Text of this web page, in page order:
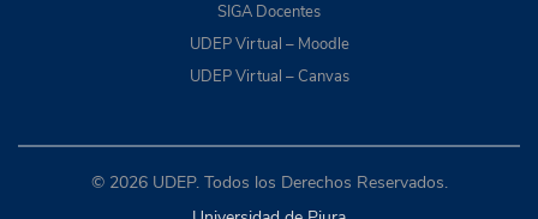
SIGA Docentes
UDEP Virtual – Moodle
UDEP Virtual – Canvas
© 2026 UDEP. Todos los Derechos Reservados.